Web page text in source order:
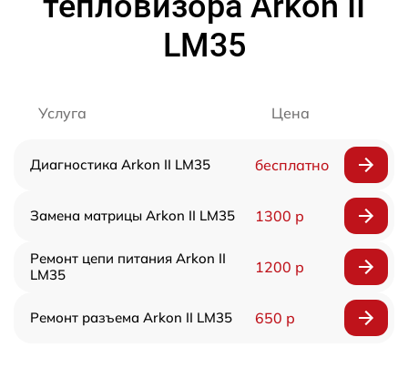
LM35
Услуга Цена
Диагностика Arkon II LM35 бесплатно
Замена матрицы Arkon II LM35 1300 р
Ремонт цепи питания Arkon II
LM35
1200 р
Ремонт разъема Arkon II LM35 650 р